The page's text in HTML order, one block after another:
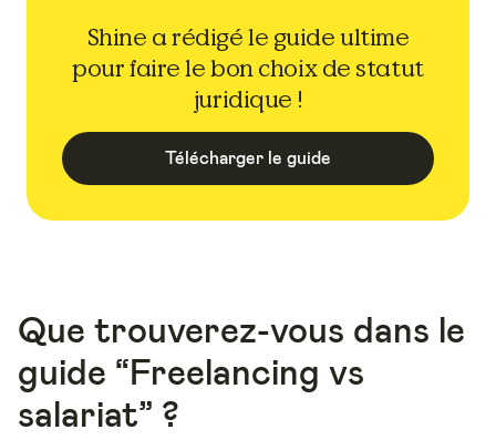
Shine a rédigé le guide ultime
pour faire le bon choix de statut
juridique !
Télécharger le guide
Que trouverez-vous dans le
guide “Freelancing vs
salariat” ?